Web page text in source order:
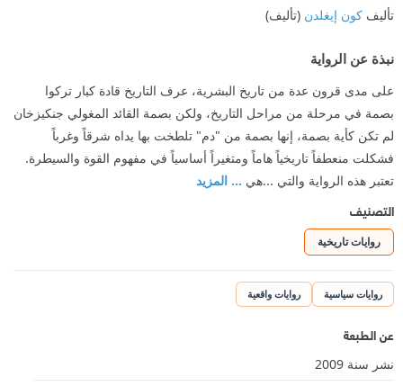
تأليف كون إيغلدن (تأليف)
نبذة عن الرواية
على مدى قرون عدة من تاريخ البشرية، عرف التاريخ قادة كبار تركوا
بصمة في مرحلة من مراحل التاريخ، ولكن بصمة القائد المغولي جنكيزخان
لم تكن كأية بصمة، إنها بصمة من "دم" تلطخت بها يداه شرقاً وغرباً
فشكلت منعطفاً تاريخياً هاماً ومتغيراً أساسياً في مفهوم القوة والسيطرة.
تعتبر هذه الرواية والتي ...هي ... المزيد
التصنيف
روايات تاريخية
روايات سياسية روايات واقعية
عن الطبعة
نشر سنة 2009